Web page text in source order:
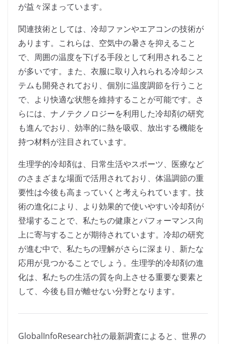
が益々深まっています。
関連技術としては、冷却ファンやエアコンの技術が
あります。これらは、空気中の暑さを抑えること
で、周囲の温度を下げる手段として利用されること
が多いです。また、衣服に取り入れられる冷却シス
テムも開発されており、個別に温度調節を行うこと
で、より快適な状態を維持することが可能です。さ
らには、ナノテクノロジーを利用した冷却剤の研究
も進んでおり、効率的に熱を吸収、放出する機能を
持つ材料が注目されています。
生理学的冷却剤は、日常生活やスポーツ、医療など
のさまざまな場面で活用されており、体温調節の重
要性は今後も高まっていくと考えられています。技
術の進化により、より効果的で使いやすい冷却剤が
登場することで、私たちの健康とパフォーマンス向
上に寄与することが期待されています。冷却の研究
が進む中で、私たちの理解がさらに深まり、新たな
応用が見つかることでしょう。生理学的冷却剤の進
化は、私たちの生活の質を向上させる重要な要素と
して、今後も目が離せない分野となります。
GlobalInfoResearch社の最新調査によると、世界の